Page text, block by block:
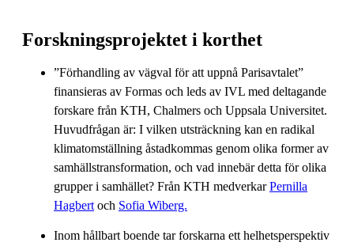
Forskningsprojektet i korthet
”Förhandling av vägval för att uppnå Parisavtalet”
finansieras av Formas och leds av IVL med deltagande
forskare från KTH, Chalmers och Uppsala Universitet.
Huvudfrågan är: I vilken utsträckning kan en radikal
klimatomställning åstadkommas genom olika former av
samhällstransformation, och vad innebär detta för olika
grupper i samhället? Från KTH medverkarPernilla
Hagbert och Sofia Wiberg.
Inom hållbart boende tar forskarna ett helhetsperspektiv